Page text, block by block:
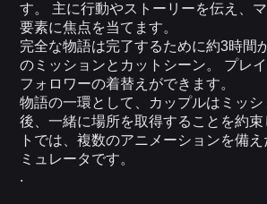
す。 主に行動やストーリーを伝え、
要素に焦点を当てます。
完全な物語は完了するために約3時間
のミッションとカットシーン。 プレ
フォロワーの着替えができます。
物語の一環として、カップルはミッシ
後、一緒に場所を取得することを約
トでは、複数のアニメーションを備
ミュレータです。
.